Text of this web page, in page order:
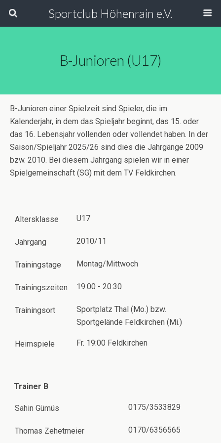
Sportclub Höhenrain e.V.
B-Junioren (U17)
B-Junioren einer Spielzeit sind Spieler, die im
Kalenderjahr, in dem das Spieljahr beginnt, das 15. oder
das 16. Lebensjahr vollenden oder vollendet haben. In der
Saison/Spieljahr 2025/26 sind dies die Jahrgänge 2009
bzw. 2010. Bei diesem Jahrgang spielen wir in einer
Spielgemeinschaft (SG) mit dem TV Feldkirchen.
Altersklasse U17
Jahrgang 2010/11
Trainingstage Montag/Mittwoch
Trainingszeiten 19:00 - 20:30
Trainingsort
Sportplatz Thal (Mo.) bzw.
Sportgelände Feldkirchen (Mi.)
Heimspiele Fr. 19:00 Feldkirchen
Trainer B
Sahin Gümüs 0175/3533829
Thomas Zehetmeier 0170/6356565